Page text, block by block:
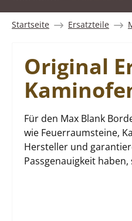
Startseite Ersatzteile
Original
Für den Max Blank
wie Feuerraumsteine,
Hersteller und
Passgenauigkeit